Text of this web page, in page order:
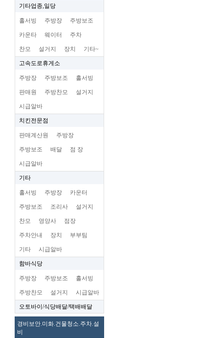
기타업종,일당
홀서빙 주방장 주방보조
카운타 웨이터 주차
찬모 설거지 장치 기타~
고속도로휴게소
주방장 주방보조 홀서빙
판매원 주방찬모 설거지
시급알바
치킨전문점
판매계산원 주방장
주방보조 배달 점 장
시급알바
기타
홀서빙 주방장 카운터
주방보조 조리사 설거지
찬모 영양사 점장
주차안내 장치 부부팀
기타 시급알바
함바식당
주방장 주방보조 홀서빙
주방찬모 설거지 시급알바
오토바이/식당배달/택배배달
경비보안.미화.건물청소.주차.설
비